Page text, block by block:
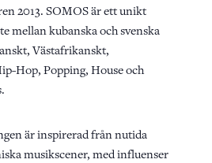
2013. SOMOS är ett unikt
mellan kubanska och svenska
Västafrikanskt,
Hop, Popping, House och
är inspirerad från nutida
musikscener, med influenser